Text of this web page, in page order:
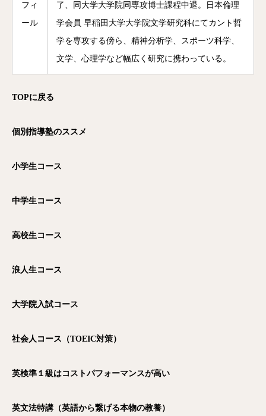
フィ
ール
了、同大学大学院同専攻博士課程中退。日本倫理
学会員 早稲田大学大学院文学研究科にてカント哲
学を専攻する傍ら、精神分析学、スポーツ科学、
文学、心理学など幅広く研究に携わっている。
TOPに戻る
個別指導塾のススメ
小学生コース
中学生コース
高校生コース
浪人生コース
大学院入試コース
社会人コース（TOEIC対策）
英検準１級はコストパフォーマンスが高い
英文法特講（英語から繋げる本物の教養）